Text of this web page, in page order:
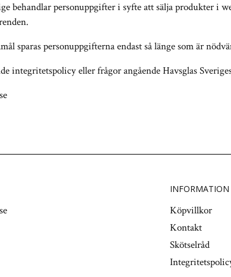
behandlar personuppgifter i syfte att sälja produkter i
sparas personuppgifterna endast så länge som är
integritetspolicy eller frågor angående Havsglas
INFORMATION
Köpvillkor
Kontakt
Skötselråd